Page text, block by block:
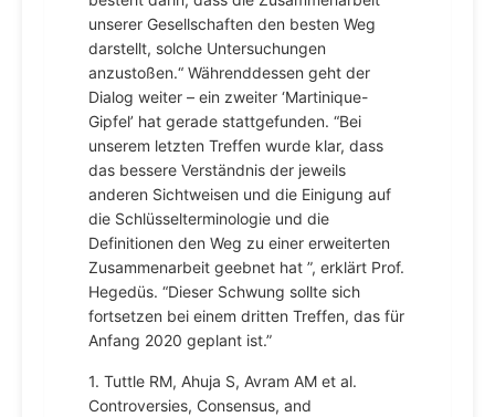
unserer Gesellschaften den besten Weg
darstellt, solche Untersuchungen
anzustoßen.“ Währenddessen geht der
Dialog weiter – ein zweiter ‘Martinique-
Gipfel’ hat gerade stattgefunden. “Bei
unserem letzten Treffen wurde klar, dass
das bessere Verständnis der jeweils
anderen Sichtweisen und die Einigung auf
die Schlüsselterminologie und die
Definitionen den Weg zu einer erweiterten
Zusammenarbeit geebnet hat ”, erklärt Prof.
Hegedüs. “Dieser Schwung sollte sich
fortsetzen bei einem dritten Treffen, das für
Anfang 2020 geplant ist.”
1. Tuttle RM, Ahuja S, Avram AM et al.
Controversies, Consensus, and